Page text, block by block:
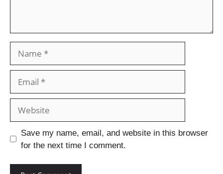
Save my name, email, and website in this browser
for the next time I comment.